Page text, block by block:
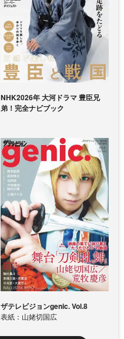
NHK2026年 大河ドラマ 豊臣兄
弟！完全ナビブック
ザテレビジョンgenic. Vol.8
表紙：山姥切国広